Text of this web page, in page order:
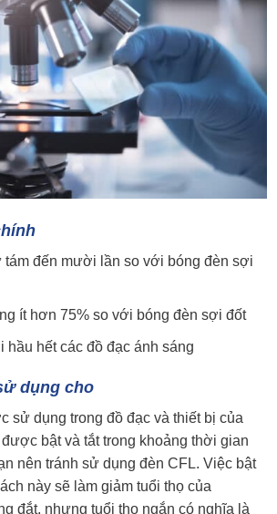
tám đến mười lần so với bóng đèn sợi
ít hơn 75% so với bóng đèn sợi đốt
hầu hết các đồ đạc ánh sáng
dụng cho
sử dụng trong đồ đạc và thiết bị của
bật và tắt trong khoảng thời gian
nên tránh sử dụng đèn CFL. Việc bật
này sẽ làm giảm tuổi thọ của
đắt, nhưng tuổi thọ ngắn có nghĩa là